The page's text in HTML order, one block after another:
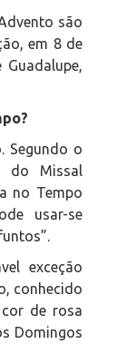
são
em 8 de
Segundo o
do Missal
no Tempo
usar-se
exceção
conhecido
de rosa
Domingos